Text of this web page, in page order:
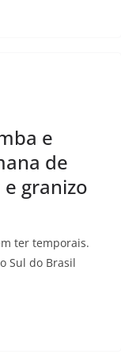
e
de
granizo
ter temporais.
Sul do Brasil